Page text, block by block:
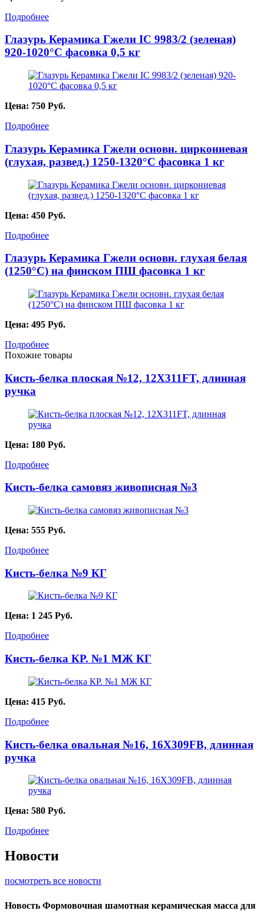
Подробнее
Глазурь Керамика Гжели IC 9983/2 (зеленая)
920-1020°С фасовка 0,5 кг
Цена: 750 Руб.
Подробнее
Глазурь Керамика Гжели основн. циркониевая
(глухая, развед.) 1250-1320°С фасовка 1 кг
Цена: 450 Руб.
Подробнее
Глазурь Керамика Гжели основн. глухая белая
(1250°С) на финском ПШ фасовка 1 кг
Цена: 495 Руб.
Подробнее
Похожие товары
Кисть-белка плоская №12, 12X311FT, длинная
ручка
Цена: 180 Руб.
Подробнее
Кисть-белка самовяз живописная №3
Цена: 555 Руб.
Подробнее
Кисть-белка №9 КГ
Цена: 1 245 Руб.
Подробнее
Кисть-белка КР. №1 МЖ КГ
Цена: 415 Руб.
Подробнее
Кисть-белка овальная №16, 16X309FB, длинная
ручка
Цена: 580 Руб.
Подробнее
Новости
посмотреть все новости
Новость Формовочная шамотная керамическая масса для